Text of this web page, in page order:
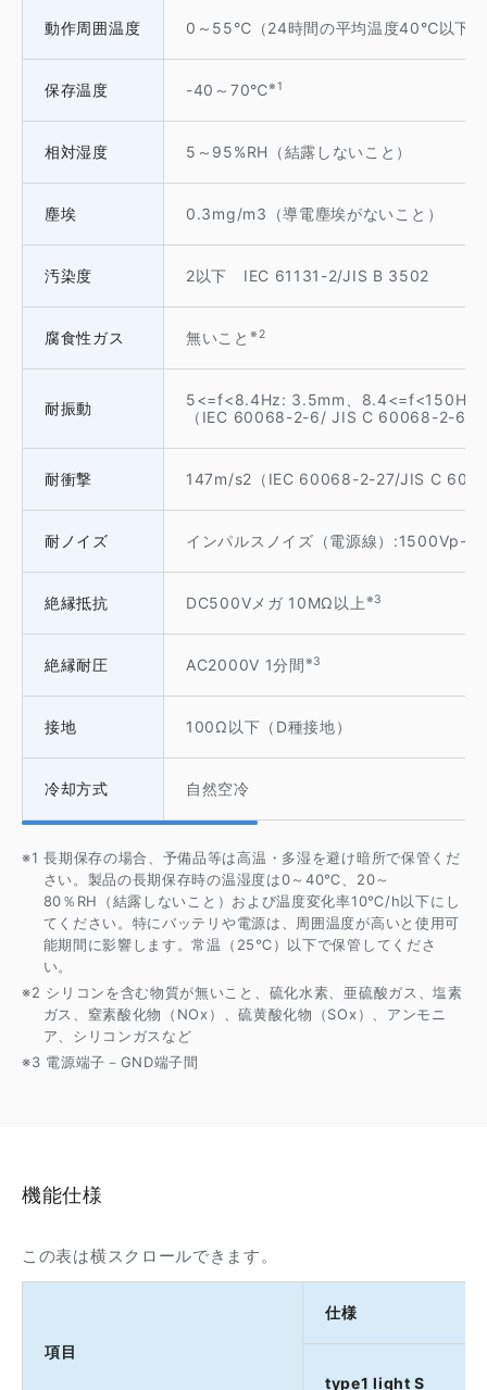
動作周囲温度 0～55℃（24時間の平均温度40℃以下）
保存温度 -40～70℃※1
相対湿度 5～95%RH（結露しないこと）
塵埃 0.3mg/m3（導電塵埃がないこと）
汚染度 2以下 IEC 61131-2/JIS B 3502
腐食性ガス 無いこと ※2
耐振動
5<=f<8.4Hz: 3.5mm、8.4<=f<150Hz:
（IEC 60068-2-6/ JIS C 60068-2-6、
耐衝撃 147m/s2（IEC 60068-2-27/JIS C
耐ノイズ インパルスノイズ（電源線）:1500Vp-p
絶縁抵抗 DC500Vメガ 10MΩ以上 ※3
絶縁耐圧 AC2000V 1分間※3
接地 100Ω以下（D種接地）
冷却方式 自然空冷
※1 長期保存の場合、予備品等は高温・多湿を避け暗所で保管くだ
さい。製品の長期保存時の温湿度は0～40℃、20～
80％RH（結露しないこと）および温度変化率10℃/h以下にし
てください。特にバッテリや電源は、周囲温度が高いと使用可
能期間に影響します。常温（25℃）以下で保管してくださ
い。
※2 シリコンを含む物質が無いこと、硫化水素、亜硫酸ガス、塩素
ガス、窒素酸化物（NOx）、硫黄酸化物（SOx）、アンモニ
ア、シリコンガスなど
※3 電源端子－GND端子間
機能仕様
この表は横スクロールできます。
項目
仕様
type1 light S